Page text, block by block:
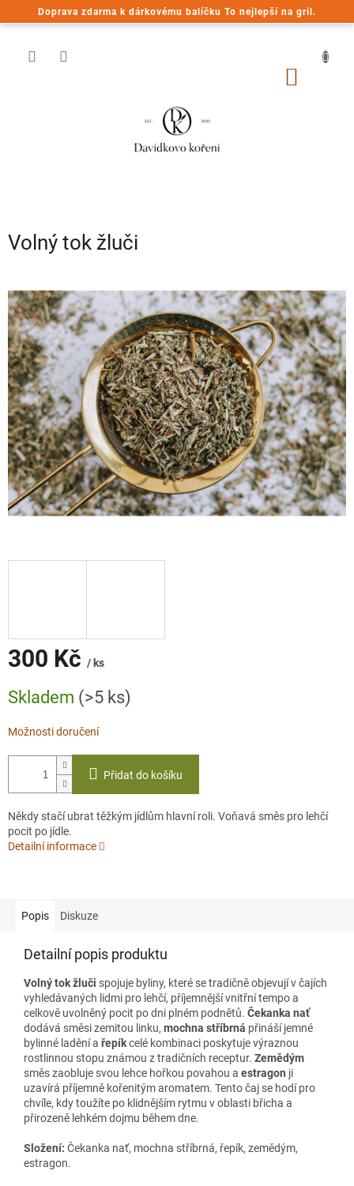
Doprava zdarma k dárkovému balíčku To nejlepší na gril.
na
Volný tok žluči
300 Kč / ks
cena:
Skladem (>5 ks)
Možnosti doručení
Přidat do košíku
Někdy stačí ubrat těžkým jídlům hlavní roli. Voňavá směs pro lehčí
pocit po jídle.
Detailní informace
Popis Diskuze
Detailní popis produktu
Volný tok žluči spojuje byliny, které se tradičně objevují v čajích
vyhledávaných lidmi pro lehčí, příjemnější vnitřní tempo a
celkově uvolněný pocit po dni plném podnětů. Čekanka nať
dodává směsi zemitou linku, mochna stříbrná přináší jemné
bylinné ladění a řepíkcelé kombinaci poskytuje výraznou
rostlinnou stopu známou z tradičních receptur. Zemědým
směs zaobluje svou lehce hořkou povahou a estragon ji
uzavírá příjemně kořenitým aromatem. Tento čaj se hodí pro
chvíle, kdy toužíte po klidnějším rytmu v oblasti břicha a
přirozeně lehkém dojmu během dne.
Složení: Čekanka nať, mochna stříbrná, řepík, zemědým,
estragon.